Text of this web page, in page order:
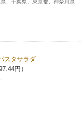
、千葉県、東京都、神奈川県
スタサラダ
円）